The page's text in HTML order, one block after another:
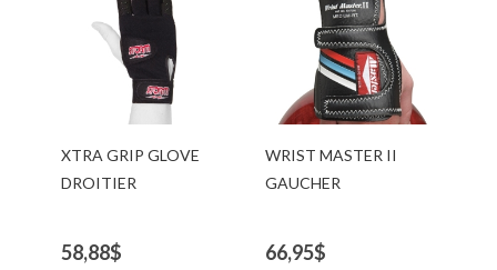
XTRA GRIP GLOVE
DROITIER
58,88$
WRIST MASTER II
GAUCHER
66,95$